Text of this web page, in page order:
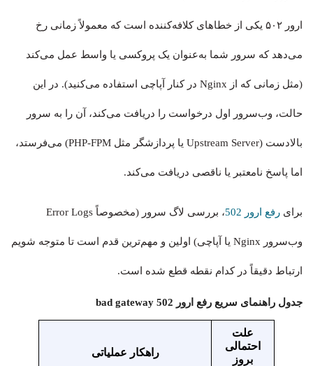
ارور ۵۰۲ یکی از خطاهای کلافه‌کننده است که معمولاً زمانی رخ
می‌دهد که سرور شما به‌عنوان یک پروکسی یا واسط عمل می‌کند
(مثل زمانی که از Nginx در کنار آپاچی استفاده می‌کنید). در این
حالت، وب‌سرور اول درخواست را دریافت می‌کند، آن را به سرور
بالادست (Upstream Server یا پردازشگر مثل PHP-FPM) می‌فرستد،
اما پاسخ نامعتبر یا ناقصی دریافت می‌کند.
برای رفع ارور 502 ، بررسی لاگ سرور (مخصوصاً Error Logs
وب‌سرور Nginx یا آپاچی) اولین و مهم‌ترین قدم است تا متوجه شویم
ارتباط دقیقاً در کدام نقطه قطع شده است.
جدول راهنمای سریع رفع ارور 502 bad gateway
علت
احتمالی
بروز
راهکار عملیاتی